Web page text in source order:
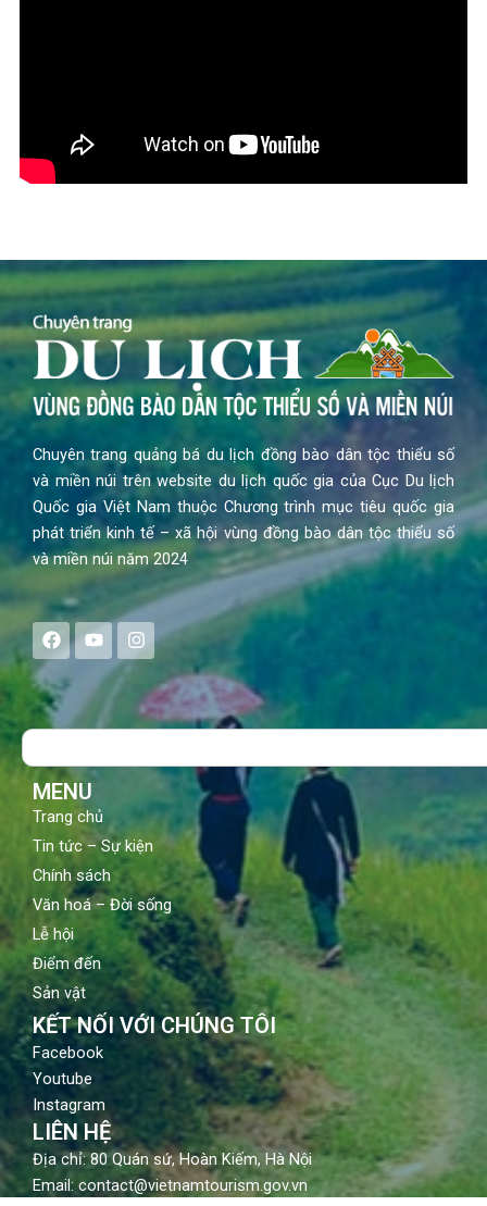
Chuyên trang quảng bá du lịch đồng bào dân tộc thiểu số
và miền núi trên website du lịch quốc gia của Cục Du lịch
Quốc gia Việt Nam thuộc Chương trình mục tiêu quốc gia
phát triển kinh tế – xã hội vùng đồng bào dân tộc thiểu số
và miền núi năm 2024
F
a
c
e
b
o
Y
o
u
t
u
b
I
n
s
a
g
Search
MENU
Trang chủ
Tin tức – Sự kiện
Chính sách
Văn hoá – Đời sống
Lễ hội
Điểm đến
Sản vật
KẾT NỐI VỚI CHÚNG TÔI
Facebook
Youtube
Instagram
LIÊN HỆ
Địa chỉ: 80 Quán sứ, Hoàn Kiếm, Hà Nội
Email: contact@vietnamtourism.gov.vn